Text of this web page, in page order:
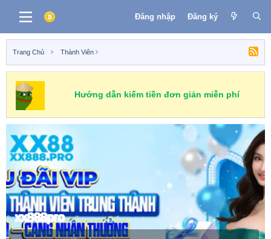
Đăng nhập Đăng ký
Trang Chủ Thành Viên
Hướng dẫn kiếm tiền đơn giản miễn phí
xx888pro